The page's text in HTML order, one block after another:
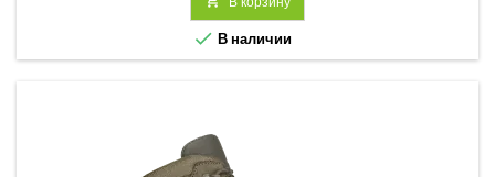
 В наличии